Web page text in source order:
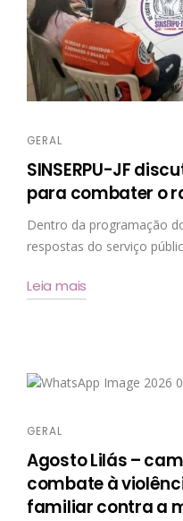
GERAL
SINSERPU-JF
para combater o
Dentro da programação
respostas do serviço
Leia mais
GERAL
Agosto Lilás –
combate à
familiar contra a